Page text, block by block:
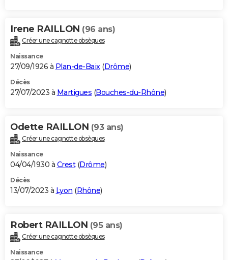
Irene RAILLON (96 ans)
Créer une cagnotte obsèques
Naissance
27/09/1926 à Plan-de-Baix(Drôme)
Décès
27/07/2023 à Martigues (Bouches-du-Rhône)
Odette RAILLON (93 ans)
Créer une cagnotte obsèques
Naissance
04/04/1930 à Crest(Drôme)
Décès
13/07/2023 à Lyon (Rhône)
Robert RAILLON (95 ans)
Créer une cagnotte obsèques
Naissance